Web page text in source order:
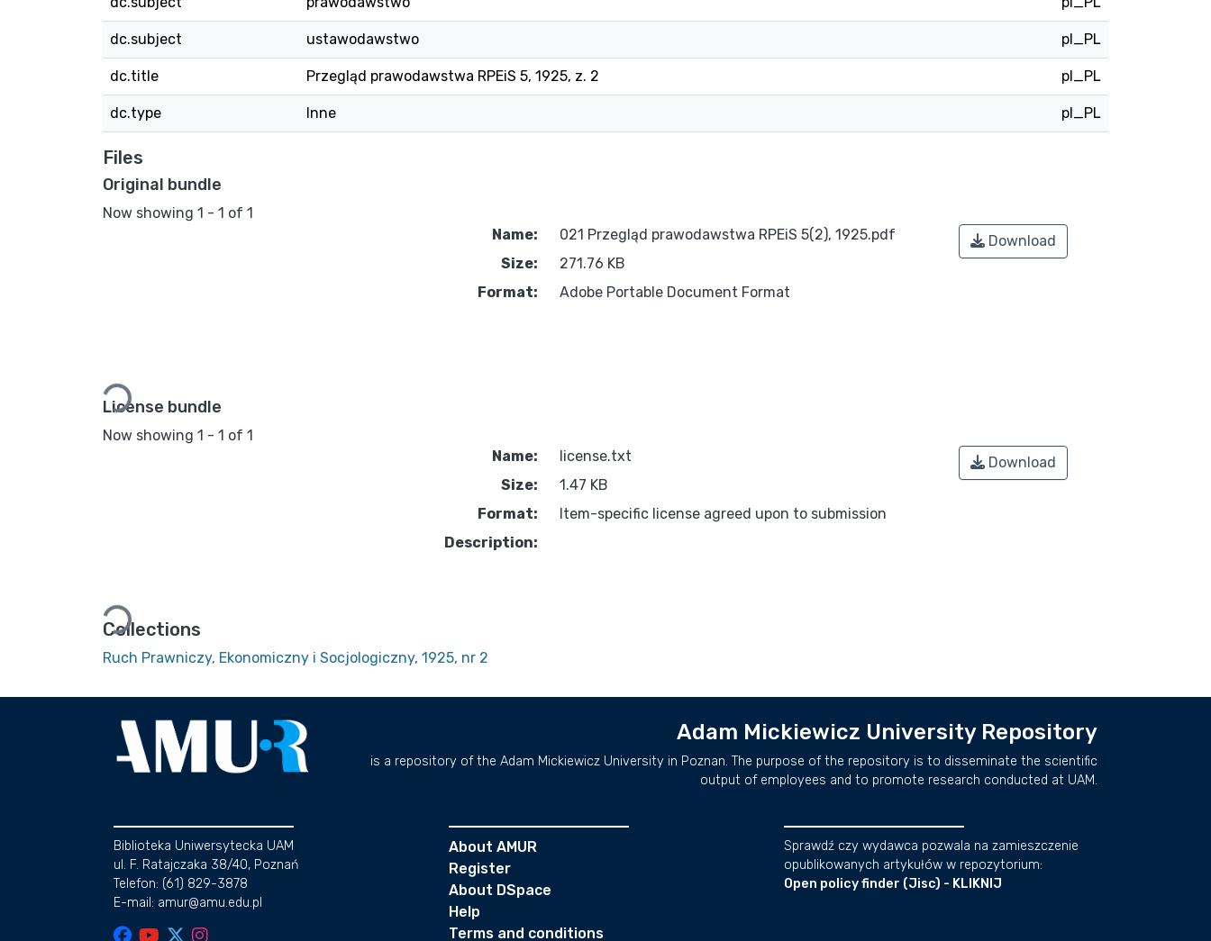
dc.subject ustawodawstwo pl_PL
dc.title Przegląd prawodawstwa RPEiS 5, 1925, z. 2 pl_PL
dc.type Inne pl_PL
Files
Original bundle
Now showing 1 - 1 of 1
Loading...
Name:
021 Przegląd prawodawstwa RPEiS 5(2), 1925.pdf
Size:
271.76 KB
Format:
Adobe Portable Document Format
Download
License bundle
Now showing 1 - 1 of 1
Loading...
Name:
license.txt
Size:
1.47 KB
Format:
Item-specific license agreed upon to submission
Description:
Download
Collections
Ruch Prawniczy, Ekonomiczny i Socjologiczny, 1925, nr 2
Adam Mickiewicz University Repository
is a repository of the Adam Mickiewicz University in Poznan. The purpose of the repository is to disseminate the scientific
output of employees and to promote research conducted at UAM.
Biblioteka Uniwersytecka UAM
ul. F. Ratajczaka 38/40, Poznań
Telefon: (61) 829-3878
E-mail: amur@amu.edu.pl
About AMUR
Register
About DSpace
Help
Terms and conditions
Sprawdź czy wydawca pozwala na zamieszczenie
opublikowanych artykułów w repozytorium:
Open policy finder (Jisc) - KLIKNIJ